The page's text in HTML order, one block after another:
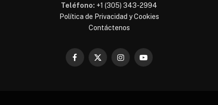
Teléfono: +1 (305) 343-2994
Política de Privacidad y Cookies
Contáctenos
Facebook
X
InstagramYouTube